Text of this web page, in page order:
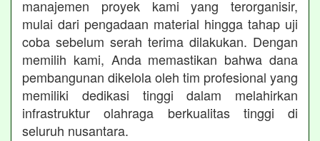
manajemen proyek kami yang terorganisir,
mulai dari pengadaan material hingga tahap uji
coba sebelum serah terima dilakukan. Dengan
memilih kami, Anda memastikan bahwa dana
pembangunan dikelola oleh tim profesional yang
memiliki dedikasi tinggi dalam melahirkan
infrastruktur olahraga berkualitas tinggi di
seluruh nusantara.